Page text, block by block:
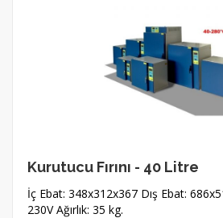
Kurutucu Fırını - 40 Litre
İç Ebat: 348x312x367 Dış Ebat:
230V Ağırlık: 35 kg.